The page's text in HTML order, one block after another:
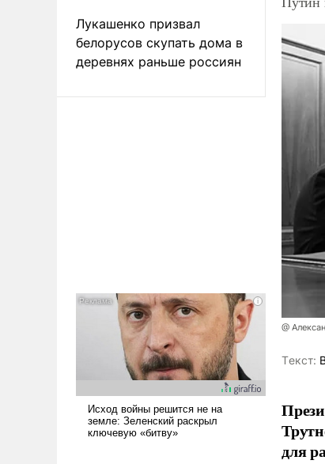
Лукашенко призвал
белорусов скупать дома в
деревнях раньше россиян
@
Tекст:
для